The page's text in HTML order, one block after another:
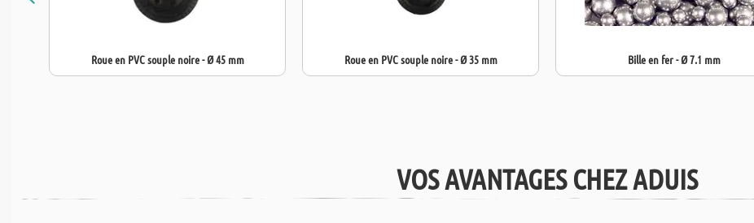
Roue en PVC souple noire - Ø 45 mm Roue en PVC souple noire - Ø 35 mm Bille en fer - Ø 7.1 mm
VOS AVANTAGES CHEZ ADUIS